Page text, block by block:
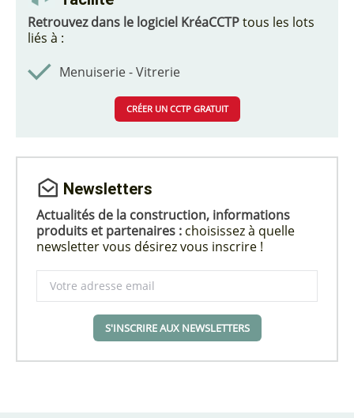
Retrouvez dans le logiciel KréaCCTPtous les lots
liés à :
Menuiserie - Vitrerie
CRÉER UN CCTP GRATUIT
Newsletters
Actualités de la construction, informations
produits et partenaires : choisissez à quelle
newsletter vous désirez vous inscrire !
S'INSCRIRE AUX NEWSLETTERS